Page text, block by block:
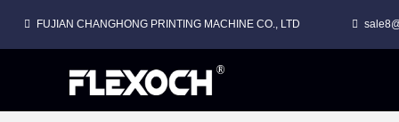
FUJIAN CHANGHONG PRINTING MACHINE CO., LTD